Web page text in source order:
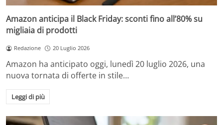
Amazon anticipa il Black Friday: sconti fino all’80% su
migliaia di prodotti
Redazione 20 Luglio 2026
Amazon ha anticipato oggi, lunedì 20 luglio 2026, una
nuova tornata di offerte in stile…
Leggi di più